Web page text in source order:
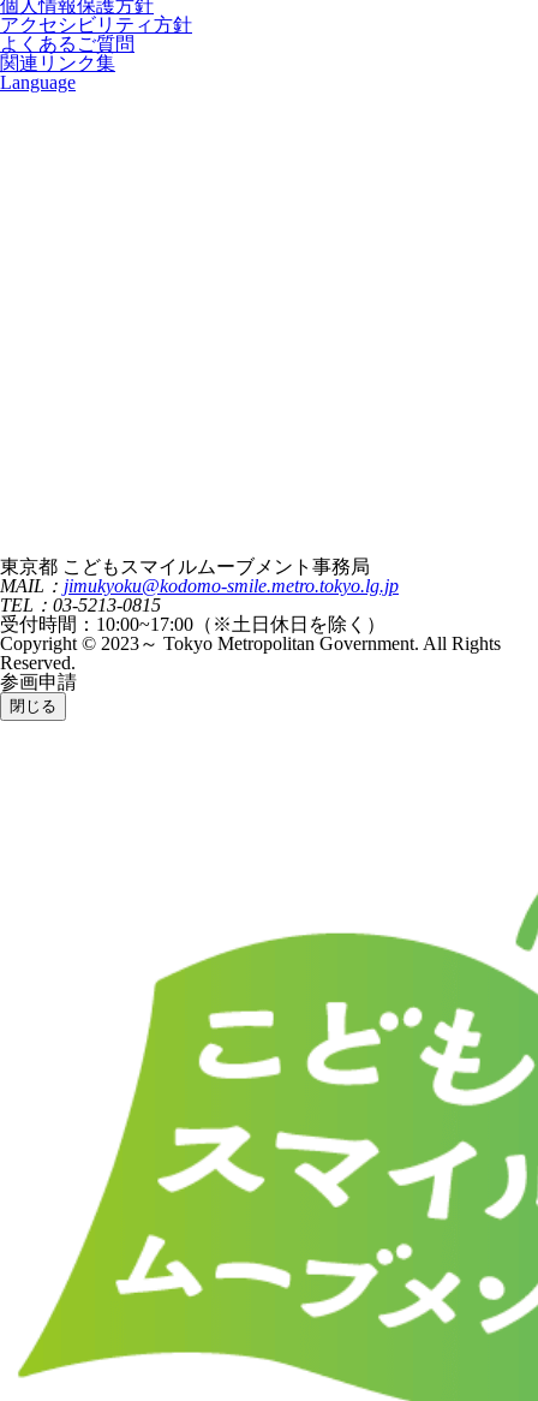
個人情報保護方針
アクセシビリティ方針
よくあるご質問
関連リンク集
Language
東京都 こどもスマイルムーブメント事務局
MAIL： jimukyoku@kodomo-smile.metro.tokyo.lg.jp
TEL：03-5213-0815
受付時間：10:00~17:00（※土日休日を除く）
Copyright © 2023～ Tokyo Metropolitan Government. All Rights
Reserved.
参画申請
閉じる